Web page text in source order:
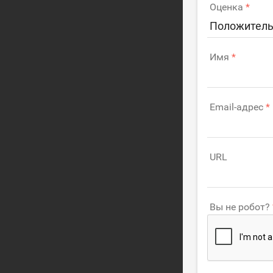
Оценка
Имя
Email-адрес
URL
Вы не робот?